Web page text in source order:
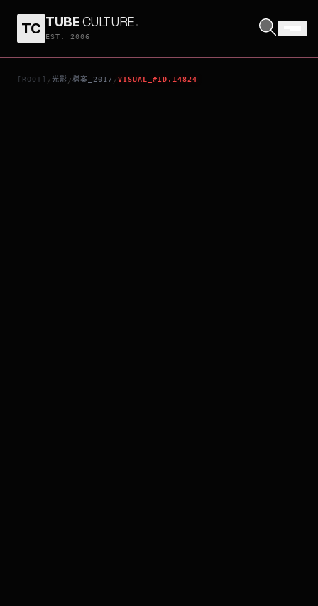
TC TUBECULTURE.
EST. 2006
[ROOT] /光影 /檔案_2017 /VISUAL_#ID.14824
盧根急轉彎